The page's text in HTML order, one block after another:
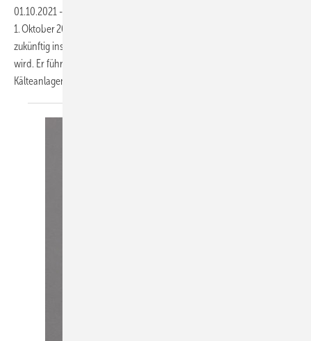
01.10.2021 -
1. Oktober 2021 die Geschäftsführung mit Wassim Dahche (41), der
zukünftig insbesondere die vertriebliche Ausrichtung verantworten
wird. Er führte seit 2016 die Niederlassung Hamburg. Als gelernter
Kälteanlagenbauermeister mit über 16 Jahren Markt-